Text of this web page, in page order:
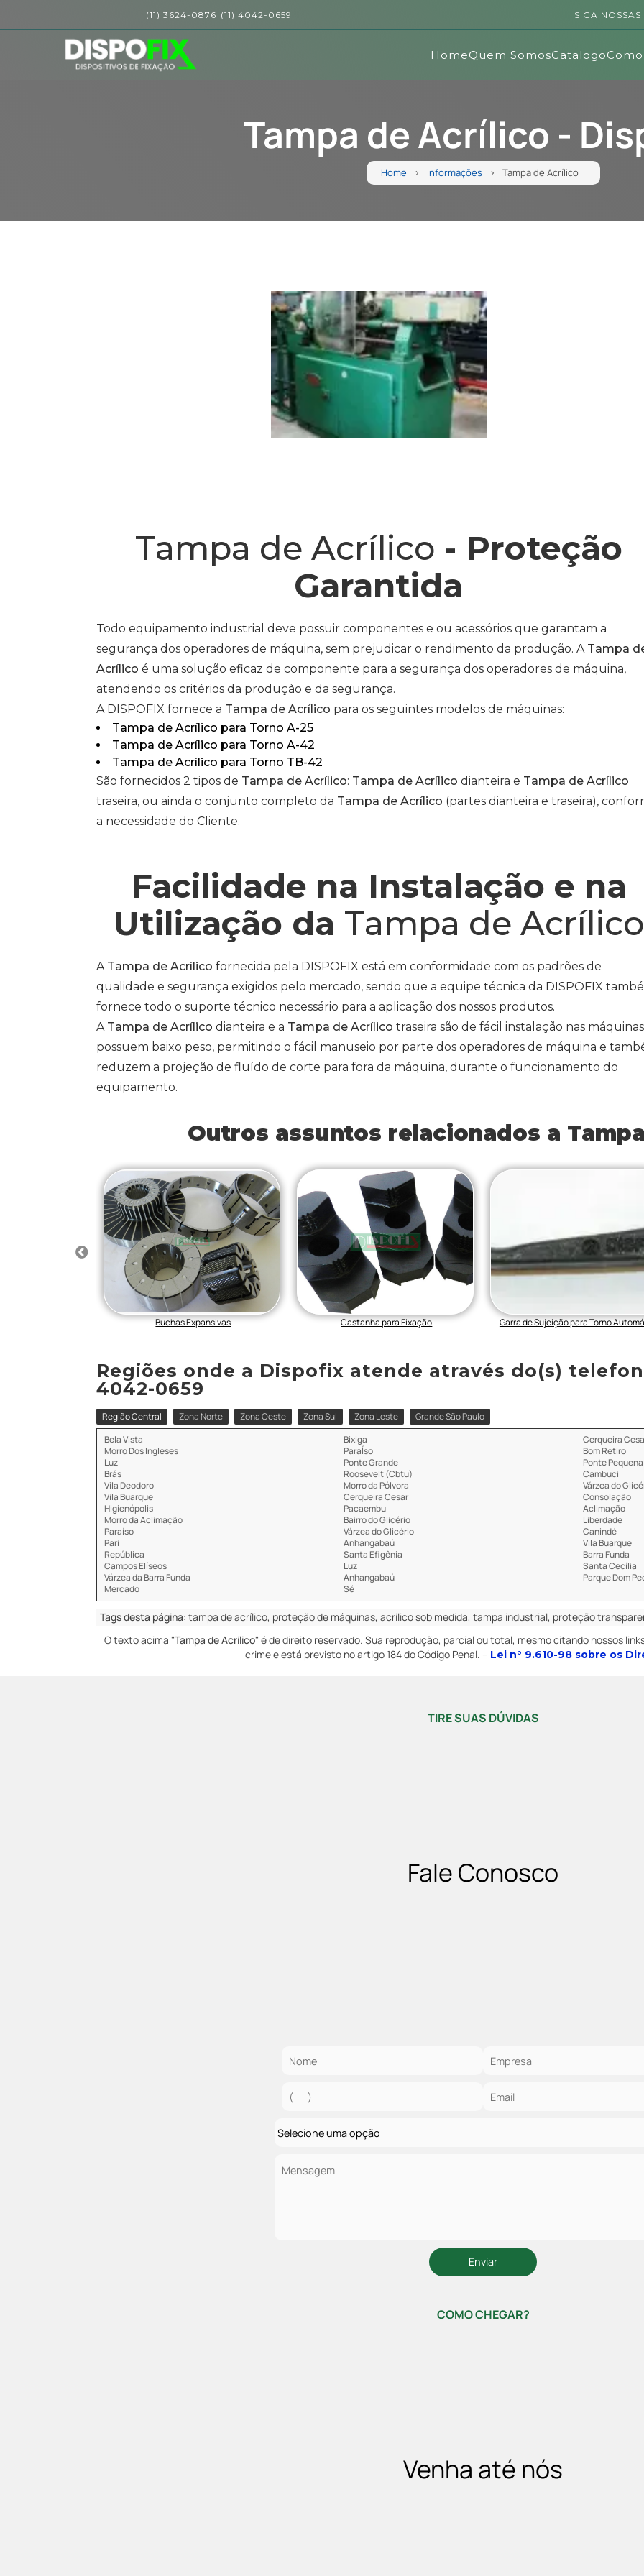
(11) 3624-0876 (11) 4042-0659 SIGA
HomeQuem SomosCatalogo
Tampa de Acrílico -
Home Informações Tampa de Acrílico
Tampa de Acrílico - Proteção
Garantida
Todo equipamento industrial deve possuir componentes e ou acessórios que garantam a
segurança dos operadores de máquina, sem prejudicar o rendimento da produção. A Tampa
Acrílico é uma solução eficaz de componente para a segurança dos operadores de máquina,
atendendo os critérios da produção e da segurança.
A DISPOFIX fornece a Tampa de Acrílico para os seguintes modelos de máquinas:
Tampa de Acrílico para Torno A-25
Tampa de Acrílico para Torno A-42
Tampa de Acrílico para Torno TB-42
São fornecidos 2 tipos de Tampa de Acrílico: Tampa de Acrílico dianteira e Tampa de Acrílico
traseira, ou ainda o conjunto completo da Tampa de Acrílico (partes dianteira e traseira),
a necessidade do Cliente.
Facilidade na Instalação e na
Utilização da Tampa de Acrílico
A Tampa de Acrílico fornecida pela DISPOFIX está em conformidade com os padrões de
qualidade e segurança exigidos pelo mercado, sendo que a equipe técnica da DISPOFIX
fornece todo o suporte técnico necessário para a aplicação dos nossos produtos.
A Tampa de Acrílico dianteira e a Tampa de Acrílico traseira são de fácil instalação nas
possuem baixo peso, permitindo o fácil manuseio por parte dos operadores de máquina e
reduzem a projeção de fluído de corte para fora da máquina, durante o funcionamento do
equipamento.
Outros assuntos relacionados a
Buchas Expansivas Castanha para Fixação Garra de Sujeição para Torno
Regiões onde a Dispofix atende através do(s)
4042-0659
Região Central Zona Norte Zona Oeste Zona Sul Zona Leste
Grande São Paulo
Bela Vista
Bixiga
Cerqueira
Morro Dos Ingleses
ParaÍso
Bom Retiro
Luz
Ponte Grande
Ponte Pequena
Brás
Roosevelt (Cbtu)
Cambuci
Vila Deodoro
Morro da Pólvora
Várzea do
Vila Buarque
Cerqueira Cesar
Consolação
Higienópolis
Pacaembu
Aclimação
Morro da Aclimação
Bairro do Glicério
Liberdade
Paraíso
Várzea do Glicério
Canindé
Pari
Anhangabaú
Vila Buarque
República
Santa Efigênia
Barra Funda
Campos Elíseos
Luz
Santa Cecília
Várzea da Barra Funda
Anhangabaú
Parque Dom
Mercado
Sé
Tags desta página: tampa de acrílico, proteção de máquinas, acrílico sob medida, tampa industrial, proteção
O texto acima "Tampa de Acrílico" é de direito reservado. Sua reprodução, parcial ou total, mesmo citando nossos
crime e está previsto no artigo 184 do Código Penal. – Lei n° 9.610-98 sobre os
TIRE SUAS DÚVIDAS
Fale Conosco
COMO CHEGAR?
Venha até nós